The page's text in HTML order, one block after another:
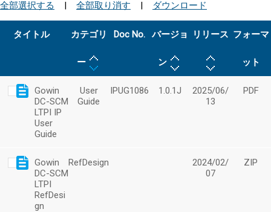
全部選択する | 全部取り消す | ダウンロード
タイトル カテゴリ
ー
Doc No. バージョ
ン
リリース フォーマ
ット
Gowin
DC-SCM
LTPI IP
User
Guide
User
Guide
IPUG1086 1.0.1J
2025/06/
13
PDF
Gowin
DC-SCM
LTPI
RefDesi
gn
RefDesign
2024/02/
07
ZIP